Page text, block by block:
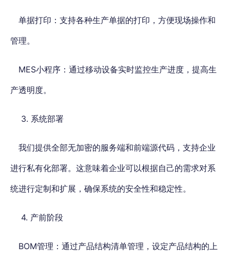
单据打印：支持各种生产单据的打印，方便现场操作和
管理。
MES小程序：通过移动设备实时监控生产进度，提高生
产透明度。
3. 系统部署
我们提供全部无加密的服务端和前端源代码，支持企业
进行私有化部署。这意味着企业可以根据自己的需求对系
统进行定制和扩展，确保系统的安全性和稳定性。
4. 产前阶段
BOM管理：通过产品结构清单管理，设定产品结构的上